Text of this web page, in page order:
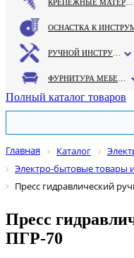
Полный каталог товаров
Главная Каталог
Электро-бытовые товары
Пресс гидравлический
Пресс
ПГР-70